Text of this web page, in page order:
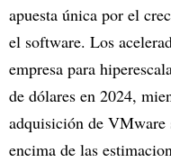
apuesta única por el
el software. Los
empresa para
de dólares en 2024,
adquisición de VMware
encima de las